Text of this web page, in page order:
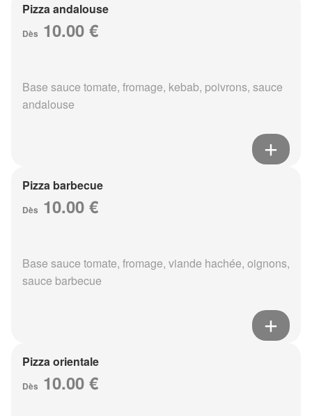
Pizza andalouse
Dès 10.00 €
Base sauce tomate, fromage, kebab, poivrons, sauce
andalouse
Pizza barbecue
Dès 10.00 €
Base sauce tomate, fromage, viande hachée, oignons,
sauce barbecue
Pizza orientale
Dès 10.00 €